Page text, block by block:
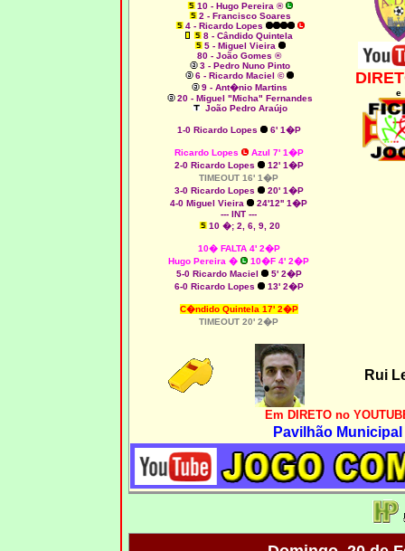
10 - Hugo Pereira ®
2 - Francisco Soares
4 - Ricardo Lopes
8 - Cândido Quintela
5 - Miguel Vieira
80 - João Gomes ®
3 - Pedro Nuno Pinto
6 - Ricardo Maciel ©
9 - Ant�nio Martins
20 - Miguel "Micha" Fernandes
João Pedro Araújo
1-0 Ricardo Lopes 6' 1�P
Ricardo Lopes
Azul 7' 1�P
2-0 Ricardo Lopes
12' 1�P
TIMEOUT 16' 1�P
3-0 Ricardo Lopes
20' 1�P
4-0 Miguel Vieira
24'12'' 1�P
--- INT ---
10 �; 2, 6, 9, 20
10� FALTA 4' 2�P
Hugo Pereira � 10�F 4' 2�P
5-0 Ricardo Maciel
5' 2�P
6-0 Ricardo Lopes
13' 2�P
C�ndido Quintela 17' 2�P
TIMEOUT 20' 2�P
e
Rui
Em DIRETO no
Pavilhão